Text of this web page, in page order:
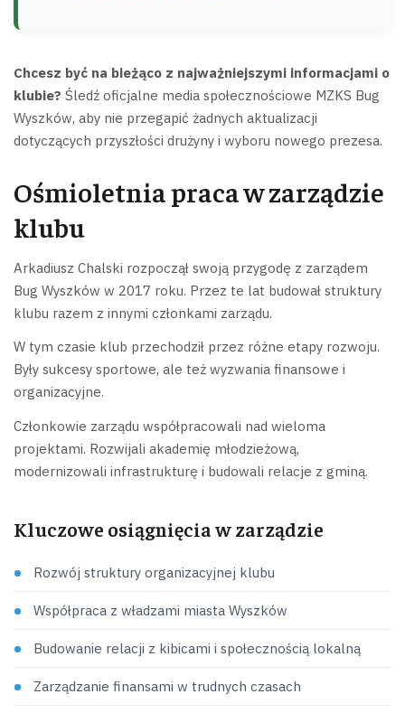
Chcesz być na bieżąco z najważniejszymi informacjami o
klubie? Śledź oficjalne media społecznościowe MZKS Bug
Wyszków, aby nie przegapić żadnych aktualizacji
dotyczących przyszłości drużyny i wyboru nowego prezesa.
Ośmioletnia praca w zarządzie
klubu
Arkadiusz Chalski rozpoczął swoją przygodę z zarządem
Bug Wyszków w 2017 roku. Przez te lat budował struktury
klubu razem z innymi członkami zarządu.
W tym czasie klub przechodził przez różne etapy rozwoju.
Były sukcesy sportowe, ale też wyzwania finansowe i
organizacyjne.
Członkowie zarządu współpracowali nad wieloma
projektami. Rozwijali akademię młodzieżową,
modernizowali infrastrukturę i budowali relacje z gminą.
Kluczowe osiągnięcia w zarządzie
Rozwój struktury organizacyjnej klubu
Współpraca z władzami miasta Wyszków
Budowanie relacji z kibicami i społecznością lokalną
Zarządzanie finansami w trudnych czasach